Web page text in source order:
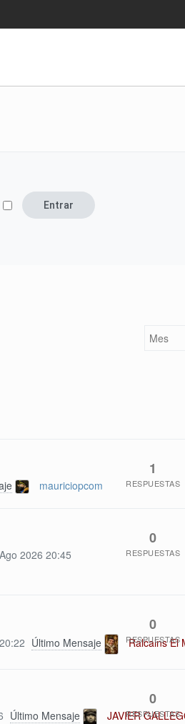
mauriciopcom
1
RESPUESTAS
2026 20:45
0
RESPUESTAS
Último Mensaje Ralcains El
0
RESPUESTAS
Último Mensaje JAVIER
0
RESPUESTAS